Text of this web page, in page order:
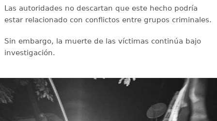
Las autoridades no descartan que este hecho podría
estar relacionado con conflictos entre grupos criminales.
Sin embargo, la muerte de las víctimas continúa bajo
investigación.